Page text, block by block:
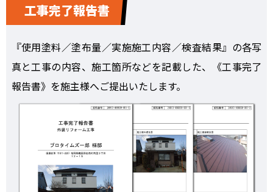
工事完了報告書
『使用塗料／塗布量／実施施工内容／検査結果』の各写
真と工事の内容、施工箇所などを記載した、《工事完了
報告書》を施主様へご提出いたします。